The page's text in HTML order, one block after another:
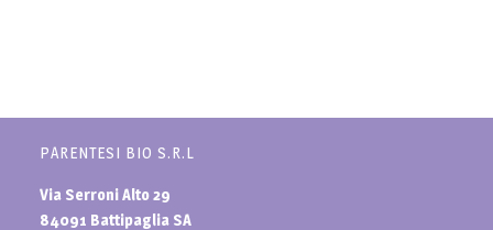
PARENTESI BIO S.R.L
Via Serroni Alto 29
84091 Battipaglia SA